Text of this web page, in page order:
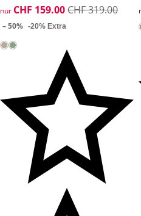
reduzierter Preis CHF 159.00,
nur CHF 159.00CHF 319.00
– 50% -20% Extra